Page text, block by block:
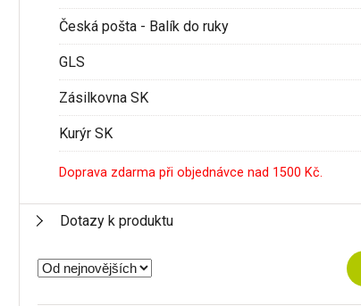
Česká pošta - Balík do ruky
GLS
Zásilkovna SK
Kurýr SK
Doprava zdarma při objednávce nad 1500 Kč.
Dotazy k produktu